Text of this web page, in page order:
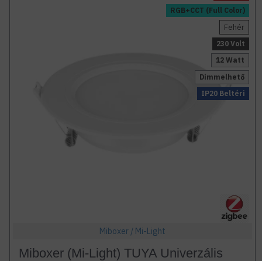
RGB+CCT (Full Color)
IP20 Beltéri
12 Watt
Fehér
Dimmelhető
230 Volt
Miboxer / Mi-Light
Miboxer (Mi-Light) TUYA Univerzális